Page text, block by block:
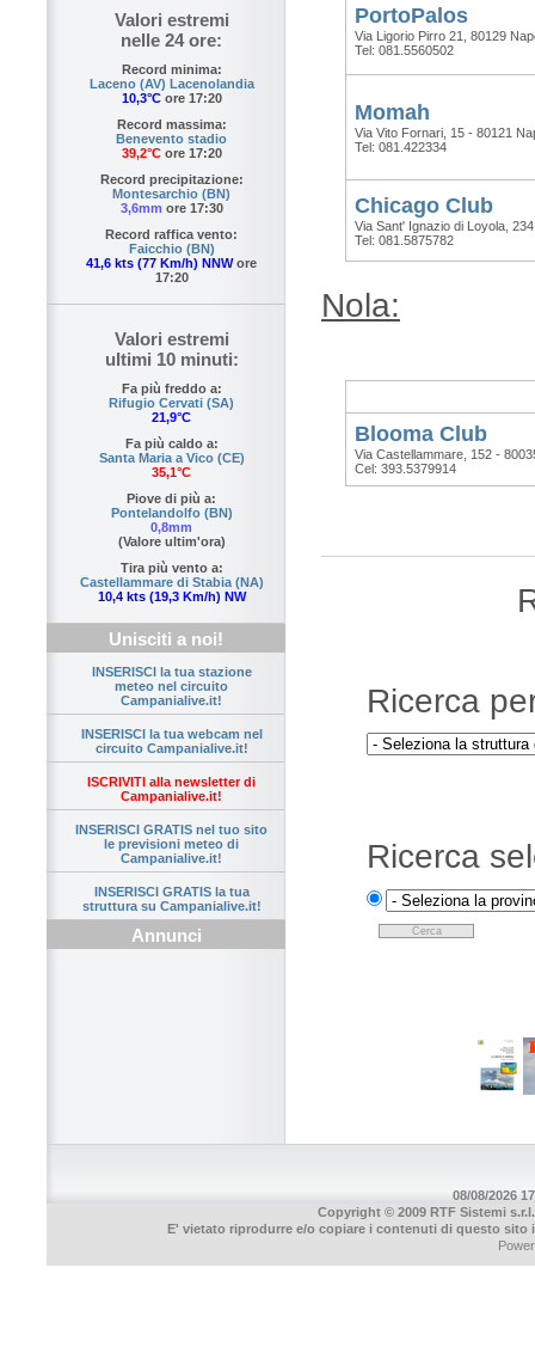
Valori estremi
nelle 24 ore:
Record minima:
Laceno (AV) Lacenolandia
10,3°Core 17:20
Record massima:
Benevento stadio
39,2°Core 17:20
Record precipitazione:
Montesarchio (BN)
3,6mm ore 17:30
Record raffica vento:
Faicchio (BN)
41,6 kts (77 Km/h) NNWore
17:20
Valori estremi
ultimi 10 minuti:
Fa più freddo a:
Rifugio Cervati (SA)
21,9°C
Fa più caldo a:
Santa Maria a Vico (CE)
35,1°C
Piove di più a:
Pontelandolfo (BN)
0,8mm
(Valore ultim'ora)
Tira più vento a:
Castellammare di Stabia (NA)
10,4 kts (19,3 Km/h) NW
Unisciti a noi!
INSERISCI la tua stazione
meteo nel circuito
Campanialive.it!
INSERISCI la tua webcam nel
circuito Campanialive.it!
ISCRIVITI alla newsletter di
Campanialive.it!
INSERISCI GRATIS nel tuo sito
le previsioni meteo di
Campanialive.it!
INSERISCI GRATIS la tua
struttura su Campanialive.it!
Annunci
PortoPalos
Via Ligorio Pirro 21, 80129
Tel: 081.5560502
Momah
Via Vito Fornari, 15 - 80121
Tel: 081.422334
Chicago Club
Via Sant' Ignazio di Loyola,
Tel: 081.5875782
Nola:
Blooma Club
Via Castellammare, 152 -
Cel: 393.5379914
Ricerca
Ricerca
08/08/2026
Copyright © 2009 RTF Sistemi
E' vietato riprodurre e/o copiare i contenuti di questo